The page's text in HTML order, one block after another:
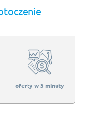
oferty w 3 minuty